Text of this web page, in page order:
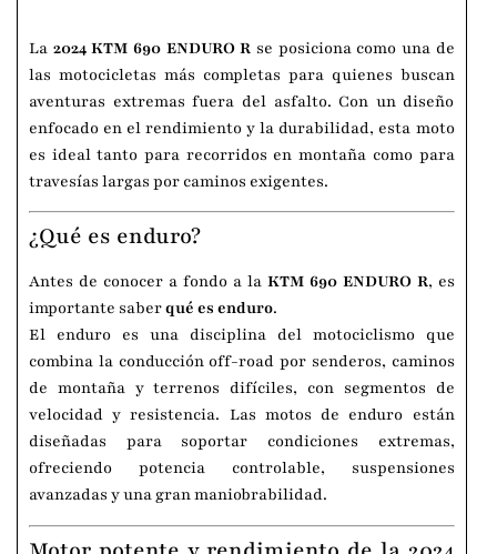
La 2024 KTM 690 ENDURO R se posiciona como una de
las motocicletas más completas para quienes buscan
aventuras extremas fuera del asfalto. Con un diseño
enfocado en el rendimiento y la durabilidad, esta moto
es ideal tanto para recorridos en montaña como para
travesías largas por caminos exigentes.
¿Qué es enduro?
Antes de conocer a fondo a la KTM 690 ENDURO R, es
importante saberqué es enduro.
El enduro es una disciplina del motociclismo que
combina la conducción off-road por senderos, caminos
de montaña y terrenos difíciles, con segmentos de
velocidad y resistencia. Las motos de enduro están
diseñadas para soportar condiciones extremas,
ofreciendo potencia controlable, suspensiones
avanzadas y una gran maniobrabilidad.